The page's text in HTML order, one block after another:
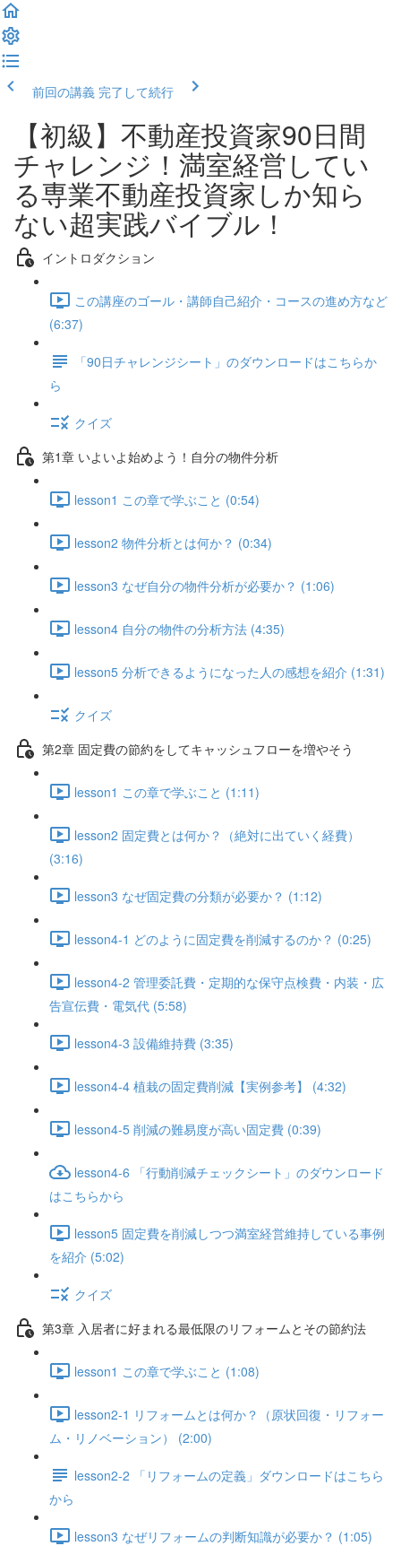
前回の講義 完了して続行
【初級】不動産投資家90日間
チャレンジ！満室経営してい
る専業不動産投資家しか知ら
ない超実践バイブル！
イントロダクション
この講座のゴール・講師自己紹介・コースの進め方など
(6:37)
「90日チャレンジシート」のダウンロードはこちらか
ら
クイズ
第1章 いよいよ始めよう！自分の物件分析
lesson1 この章で学ぶこと (0:54)
lesson2 物件分析とは何か？ (0:34)
lesson3 なぜ自分の物件分析が必要か？ (1:06)
lesson4 自分の物件の分析方法 (4:35)
lesson5 分析できるようになった人の感想を紹介 (1:31)
クイズ
第2章 固定費の節約をしてキャッシュフローを増やそう
lesson1 この章で学ぶこと (1:11)
lesson2 固定費とは何か？（絶対に出ていく経費）
(3:16)
lesson3 なぜ固定費の分類が必要か？ (1:12)
lesson4-1 どのように固定費を削減するのか？ (0:25)
lesson4-2 管理委託費・定期的な保守点検費・内装・広
告宣伝費・電気代 (5:58)
lesson4-3 設備維持費 (3:35)
lesson4-4 植栽の固定費削減【実例参考】 (4:32)
lesson4-5 削減の難易度が高い固定費 (0:39)
lesson4-6 「行動削減チェックシート」のダウンロード
はこちらから
lesson5 固定費を削減しつつ満室経営維持している事例
を紹介 (5:02)
クイズ
第3章 入居者に好まれる最低限のリフォームとその節約法
lesson1 この章で学ぶこと (1:08)
lesson2-1 リフォームとは何か？（原状回復・リフォー
ム・リノベーション） (2:00)
lesson2-2 「リフォームの定義」ダウンロードはこちら
から
lesson3 なぜリフォームの判断知識が必要か？ (1:05)